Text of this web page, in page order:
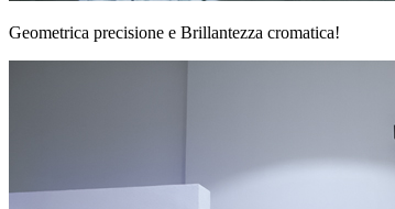
Geometrica precisione e Brillantezza cromatica!